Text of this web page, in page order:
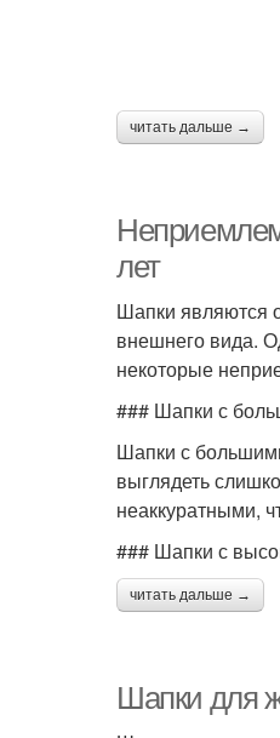
читать дальше →
лет
Шапки являются
внешнего вида.
некоторые
### Шапки с
Шапки с
выглядеть
неаккуратными,
### Шапки с
читать дальше →
Шапки для